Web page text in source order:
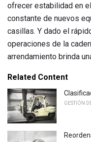
ofrecer estabilidad en
constante de nuevos
casillas. Y dado el
operaciones de la
arrendamiento brinda
Related Content
GESTIÓN